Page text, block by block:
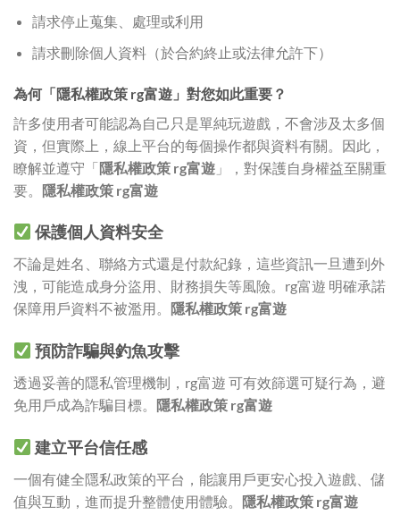
請求停止蒐集、處理或利用
請求刪除個人資料（於合約終止或法律允許下）
為何「隱私權政策 rg富遊」對您如此重要？
許多使用者可能認為自己只是單純玩遊戲，不會涉及太多個
資，但實際上，線上平台的每個操作都與資料有關。因此，
瞭解並遵守「隱私權政策 rg富遊 」，對保護自身權益至關重
要。 隱私權政策 rg富遊
保護個人資料安全
不論是姓名、聯絡方式還是付款紀錄，這些資訊一旦遭到外
洩，可能造成身分盜用、財務損失等風險。rg富遊 明確承諾
保障用戶資料不被濫用。
隱私權政策 rg富遊
預防詐騙與釣魚攻擊
透過妥善的隱私管理機制，rg富遊 可有效篩選可疑行為，避
免用戶成為詐騙目標。
隱私權政策 rg富遊
建立平台信任感
一個有健全隱私政策的平台，能讓用戶更安心投入遊戲、儲
值與互動，進而提升整體使用體驗。 隱私權政策 rg富遊